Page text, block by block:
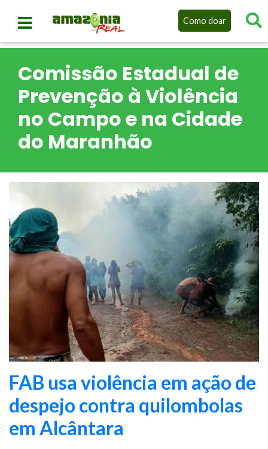
Como doar
Comissão Estadual de
Prevenção à Violência
no Campo e na Cidade
do Maranhão
FAB usa violência em ação de
despejo contra quilombolas
em Alcântara